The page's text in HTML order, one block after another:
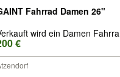
Fahrrad Damen 26"
wird ein Damen Fahrra
€